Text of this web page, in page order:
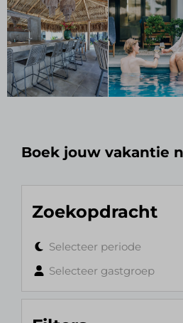
Boek jouw vakantie
Zoekopdracht
Selecteer periode
Selecteer gastgroep